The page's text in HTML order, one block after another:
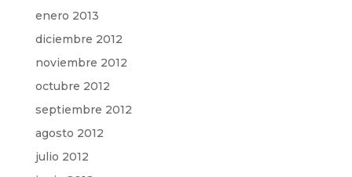
enero 2013
diciembre 2012
noviembre 2012
octubre 2012
septiembre 2012
agosto 2012
julio 2012